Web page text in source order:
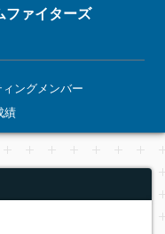
ファイターズ
ィングメンバー
績